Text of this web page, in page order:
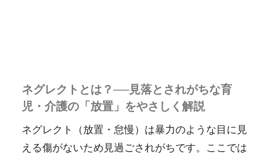
ネグレクトとは？──見落とされがちな育
児・介護の「放置」をやさしく解説
ネグレクト（放置・怠慢）は暴力のような目に見
える傷がないため見過ごされがちです。ここでは